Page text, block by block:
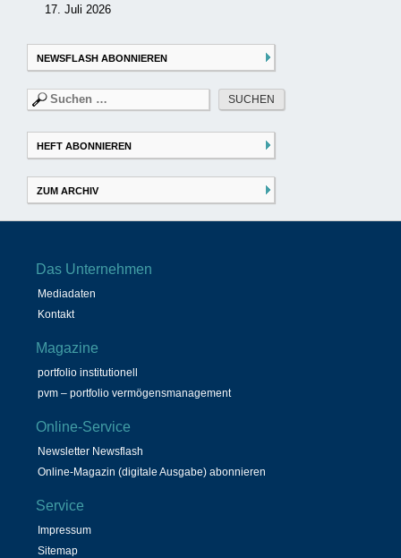
17. Juli 2026
NEWSFLASH ABONNIEREN
Suchen
nach:
HEFT ABONNIEREN
ZUM ARCHIV
Das Unternehmen
Mediadaten
Kontakt
Magazine
portfolio institutionell
pvm – portfolio vermögensmanagement
Online-Service
Newsletter Newsflash
Online-Magazin (digitale Ausgabe) abonnieren
Service
Impressum
Sitemap